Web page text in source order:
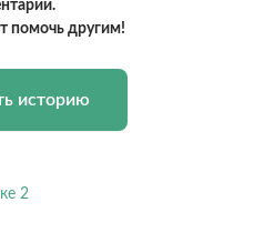
помочь другим!
историю